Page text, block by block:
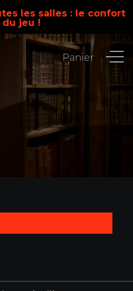
les salles : le confort
du jeu !
Panier